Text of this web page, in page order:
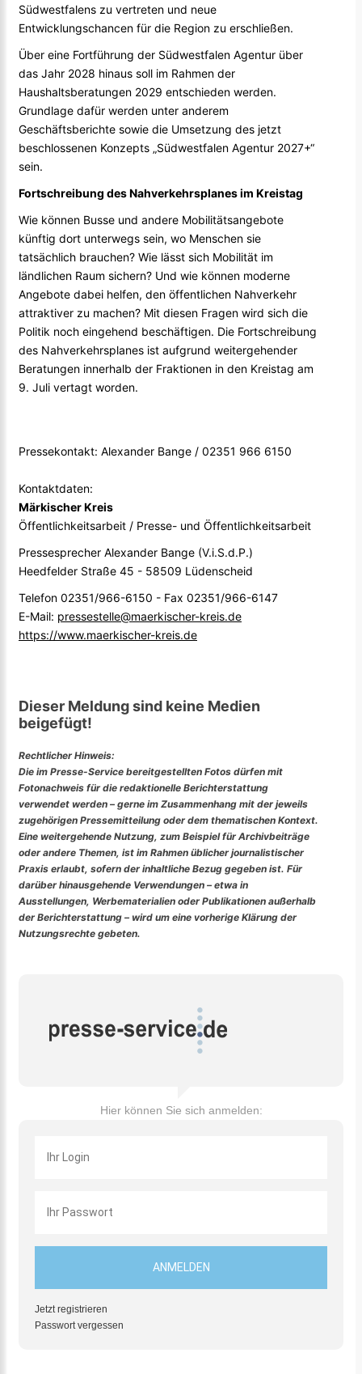
Südwestfalens zu vertreten und neue
Entwicklungschancen für die Region zu erschließen.
Über eine Fortführung der Südwestfalen Agentur über
das Jahr 2028 hinaus soll im Rahmen der
Haushaltsberatungen 2029 entschieden werden.
Grundlage dafür werden unter anderem
Geschäftsberichte sowie die Umsetzung des jetzt
beschlossenen Konzepts „Südwestfalen Agentur 2027+“
sein.
Fortschreibung des Nahverkehrsplanes im Kreistag
Wie können Busse und andere Mobilitätsangebote
künftig dort unterwegs sein, wo Menschen sie
tatsächlich brauchen? Wie lässt sich Mobilität im
ländlichen Raum sichern? Und wie können moderne
Angebote dabei helfen, den öffentlichen Nahverkehr
attraktiver zu machen? Mit diesen Fragen wird sich die
Politik noch eingehend beschäftigen. Die Fortschreibung
des Nahverkehrsplanes ist aufgrund weitergehender
Beratungen innerhalb der Fraktionen in den Kreistag am
9. Juli vertagt worden.
Pressekontakt: Alexander Bange / 02351 966 6150
Kontaktdaten:
Märkischer Kreis
Öffentlichkeitsarbeit / Presse- und Öffentlichkeitsarbeit
Pressesprecher Alexander Bange (V.i.S.d.P.)
Heedfelder Straße 45 - 58509 Lüdenscheid
Telefon 02351/966-6150 - Fax 02351/966-6147
E-Mail: pressestelle@maerkischer-kreis.de
https://www.maerkischer-kreis.de
Dieser Meldung sind keine Medien
beigefügt!
Rechtlicher Hinweis:
Die im Presse-Service bereitgestellten Fotos dürfen mit
Fotonachweis für die redaktionelle Berichterstattung
verwendet werden – gerne im Zusammenhang mit der jeweils
zugehörigen Pressemitteilung oder dem thematischen Kontext.
Eine weitergehende Nutzung, zum Beispiel für Archivbeiträge
oder andere Themen, ist im Rahmen üblicher journalistischer
Praxis erlaubt, sofern der inhaltliche Bezug gegeben ist. Für
darüber hinausgehende Verwendungen – etwa in
Ausstellungen, Werbematerialien oder Publikationen außerhalb
der Berichterstattung – wird um eine vorherige Klärung der
Nutzungsrechte gebeten.
Hier können Sie sich anmelden:
Jetzt registrieren
Passwort vergessen